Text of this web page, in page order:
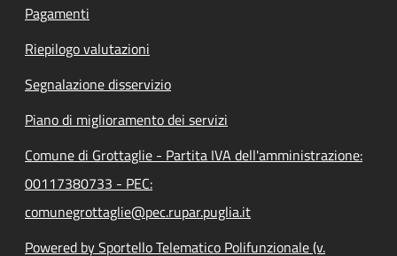
Pagamenti
Riepilogo valutazioni
Segnalazione disservizio
Piano di miglioramento dei servizi
Comune di Grottaglie - Partita IVA dell'amministrazione:
00117380733 - PEC:
comunegrottaglie@pec.rupar.puglia.it
Powered by Sportello Telematico Polifunzionale (v.